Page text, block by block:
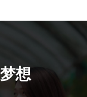
想